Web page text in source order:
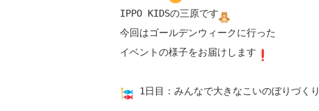
IPPO KIDSの三原です
今回はゴールデンウィークに行った
イベントの様子をお届けします
1日目：みんなで大きなこいのぼりづくり